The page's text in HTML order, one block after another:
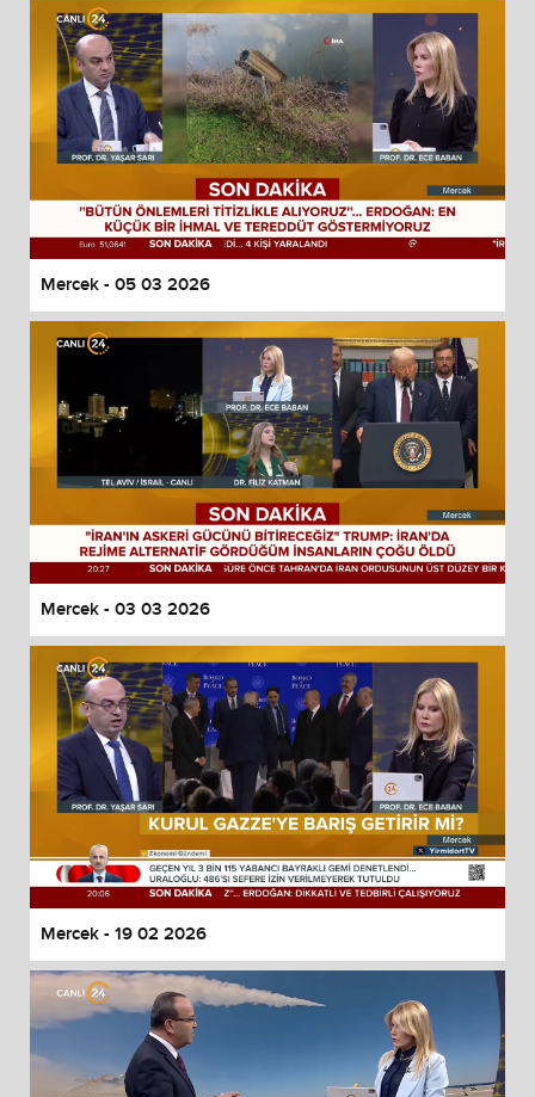
Mercek - 05 03 2026
Mercek - 03 03 2026
Mercek - 19 02 2026